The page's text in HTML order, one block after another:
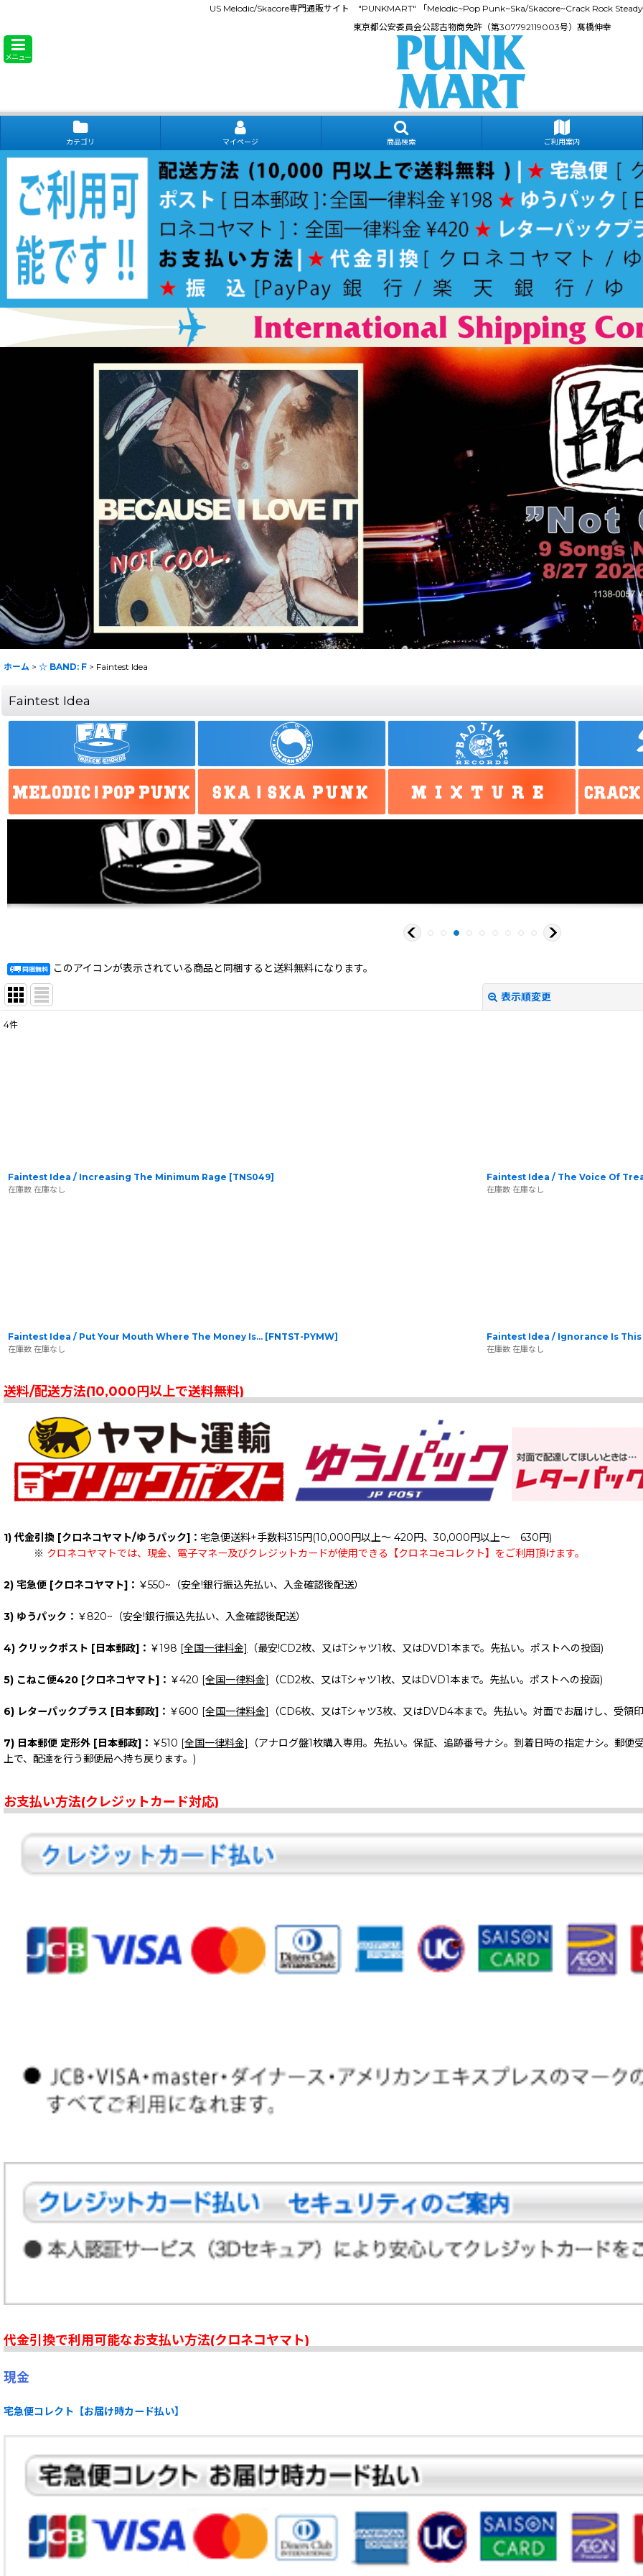
US Melodic/Skacore専門通販サイト "PUNKMART" 「Melodic~Pop Punk~Ska/Skacore~Crack Rock Steady
東京都公安委員会公認古物商免許（第307792119003号）髙橋伸幸
メニュー
カテゴリ マイページ 商品検索 ご利用案内
ホーム > ☆ BAND: F > Faintest Idea
Faintest Idea
このアイコンが表示されている商品と同梱すると送料無料になります。
表示順変更
4件
Faintest Idea / Increasing The Minimum Rage [TNS049]
在庫数 在庫なし
Faintest Idea / The Voice Of
在庫数 在庫なし
Faintest Idea / Put Your Mouth Where The Money Is... [FNTST-PYMW]
在庫数 在庫なし
Faintest Idea / Ignorance Is This
在庫数 在庫なし
送料/配送方法(10,000円以上で送料無料)
1) 代金引換 [クロネコヤマト/ゆうパック]： 宅急便送料+手数料315円(10,000円以上～ 420円、30,000円以上～ 630円)
※ クロネコヤマトでは、現金、電子マネー及びクレジットカードが使用できる【クロネコeコレクト】をご利用頂けます。
2) 宅急便 [クロネコヤマト]： ￥550~（安全!銀行振込先払い、入金確認後配送）
3) ゆうパック： ￥820~（安全!銀行振込先払い、入金確認後配送）
4) クリックポスト [日本郵政]： ￥198 [全国一律料金] （最安!CD2枚、又はTシャツ1枚、又はDVD1本まで。先払い。ポストへの投函)
5) こねこ便420 [クロネコヤマト]： ￥420 [全国一律料金] （CD2枚、又はTシャツ1枚、又はDVD1本まで。先払い。ポストへの投函)
6) レターパックプラス [日本郵政]： ￥600 [全国一律料金] （CD6枚、又はTシャツ3枚、又はDVD4本まで。先払い。対面でお届けし、受領
7) 日本郵便 定形外 [日本郵政]： ￥510 [全国一律料金]
（アナログ盤1枚購入専用。先払い。保証、追跡番号ナシ。到着日時の指定ナシ。郵
上で、配達を行う郵便局へ持ち戻ります。)
お支払い方法(クレジットカード対応)
代金引換で利用可能なお支払い方法(クロネコヤマト)
現金
宅急便コレクト【お届け時カード払い】